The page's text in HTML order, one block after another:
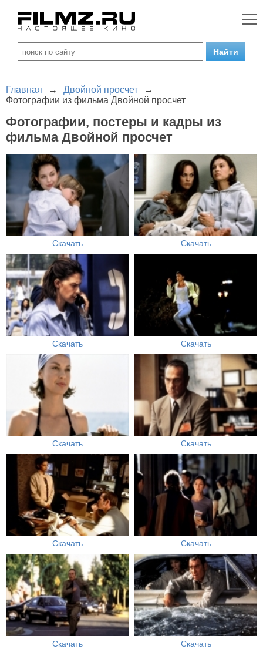
Главная → Двойной просчет
→
Фотографии из фильма Двойной просчет
Фотографии, постеры и кадры из
фильма Двойной просчет
Скачать Скачать
Скачать Скачать
Скачать Скачать
Скачать Скачать
Скачать Скачать